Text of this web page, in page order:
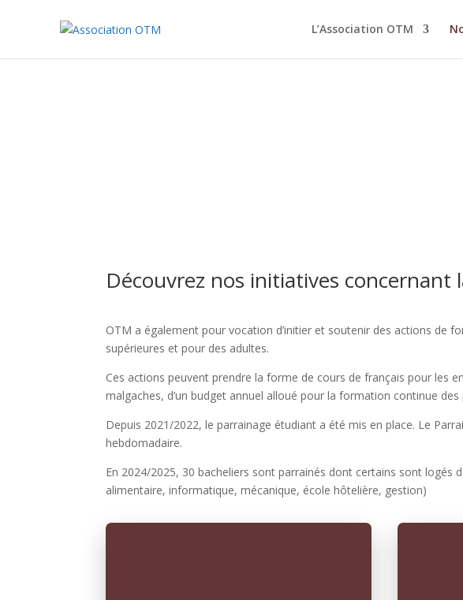
L’Association OTM
Découvrez nos initiatives
OTM a également pour vocation d’initier et soutenir des actions de
supérieures et pour des adultes.
Ces actions peuvent prendre la forme de cours de français pour les
malgaches, d’un budget annuel alloué pour la formation continue
Depuis 2021/2022, le parrainage étudiant a été mis en place. Le
hebdomadaire.
En 2024/2025, 30 bacheliers sont parrainés dont certains sont
alimentaire, informatique, mécanique, école hôtelière, gestion)